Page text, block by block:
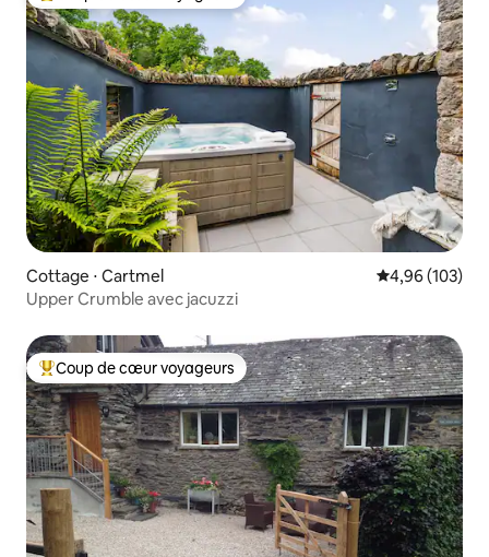
Cottage ⋅ Cartmel Évaluation
4,96 (103)
Upper Crumble avec jacuzzi
Coups de cœur voyageurs les plus appréciés
Coup de cœur voyageurs